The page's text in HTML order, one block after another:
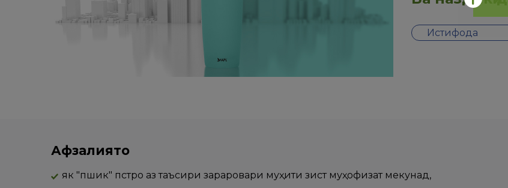
Истифода
Афзалиятҳо
як "пшик" пӯстро аз таъсири зараровари муҳити зист муҳофизат мекунад,